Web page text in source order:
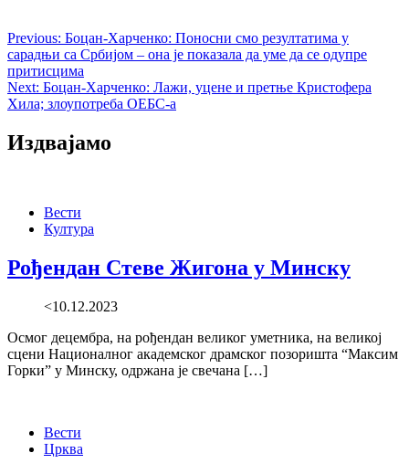
Previous: Боцан-Харченко: Поносни смо резултатима у
сарадњи са Србијом – она је показала да уме да се одупре
притисцима
Next: Боцан-Харченко: Лажи, уцене и претње Кристофера
Хила; злоупотреба ОЕБС-а
Издвајамо
Вести
Култура
Рођендан Стеве Жигона у Минску
<10.12.2023
Осмог децембра, на рођендан великог уметника, на великој
сцени Националног академског драмског позоришта “Максим
Горки” у Минску, одржана је свечана […]
Вести
Црква